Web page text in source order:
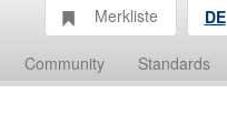
Community Standards
Merkliste DE